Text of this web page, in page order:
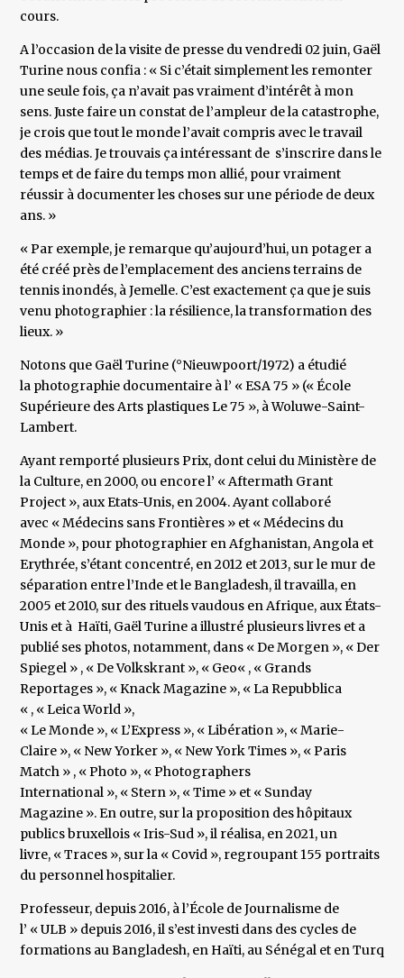
cours.
A l’occasion de la visite de presse du vendredi 02 juin, Gaël
Turine nous confia : « Si c’était simplement les remonter
une seule fois, ça n’avait pas vraiment d’intérêt à mon
sens. Juste faire un constat de l’ampleur de la catastrophe,
je crois que tout le monde l’avait compris avec le travail
des médias. Je trouvais ça intéressant de s’inscrire dans le
temps et de faire du temps mon allié, pour vraiment
réussir à documenter les choses sur une période de deux
ans. »
« Par exemple, je remarque qu’aujourd’hui, un potager a
été créé près de l’emplacement des anciens terrains de
tennis inondés, à Jemelle. C’est exactement ça que je suis
venu photographier : la résilience, la transformation des
lieux. »
Notons que Gaël Turine (°Nieuwpoort/1972) a étudié
la photographie documentaire à l’ « ESA 75 » (« École
Supérieure des Arts plastiques Le 75 », à Woluwe-Saint-
Lambert.
Ayant remporté plusieurs Prix, dont celui du Ministère de
la Culture, en 2000, ou encore l’ « Aftermath Grant
Project », aux Etats-Unis, en 2004. Ayant collaboré
avec « Médecins sans Frontières » et « Médecins du
Monde », pour photographier en Afghanistan, Angola et
Erythrée, s’étant concentré, en 2012 et 2013, sur le mur de
séparation entre l’Inde et le Bangladesh, il travailla, en
2005 et 2010, sur des rituels vaudous en Afrique, aux États-
Unis et à Haïti, Gaël Turine a illustré plusieurs livres et a
publié ses photos, notamment, dans « De Morgen », « Der
Spiegel » , « De Volkskrant », « Geo« , « Grands
Reportages », « Knack Magazine », « La Repubblica
« , « Leica World »,
« Le Monde », « L’Express », « Libération », « Marie-
Claire », « New Yorker », « New York Times », « Paris
Match » , « Photo », « Photographers
International », « Stern », « Time » et « Sunday
Magazine ». En outre, sur la proposition des hôpitaux
publics bruxellois « Iris-Sud », il réalisa, en 2021, un
livre, « Traces », sur la « Covid », regroupant 155 portraits
du personnel hospitalier.
Professeur, depuis 2016, à l’École de Journalisme de
l’ « ULB » depuis 2016, il s’est investi dans des cycles de
formations au Bangladesh, en Haïti, au Sénégal et en